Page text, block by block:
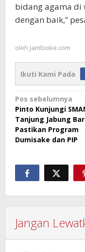
bidang agama di
dengan baik,”
oleh Jambioke.com
Ikuti Kami Pada
Navigasi
pos
Pos sebelumnya
Pinto Kunjungi
Tanjung Jabung
Pastikan Program
Dumisake dan PIP
Jangan